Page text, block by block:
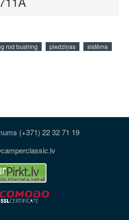
rod bushing piedziņas sistēma
(+371) 22 32 71 19